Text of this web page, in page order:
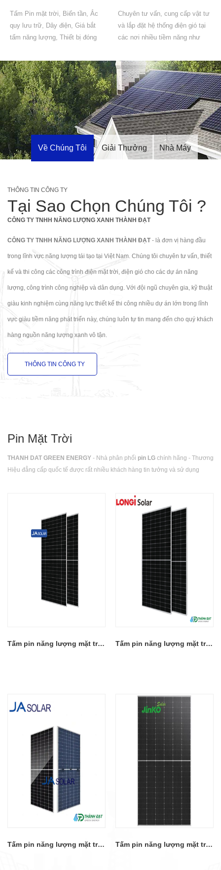
Tấm Pin mặt trời, Biến tần, Ắc
quy lưu trữ, Dây điện, Giá bắt
tấm năng lượng, Thiết bị đóng
Chuyên tư vấn, cung cấp vật tư
và lắp đặt hệ thống điện gió tại
các nơi nhiều tiềm năng như
Liêu...
Về Chúng Tôi Giải Thưởng Nhà Máy
THÔNG TIN CÔNG TY
Tại Sao Chọn Chúng Tôi ?
CÔNG TY TNHH NĂNG LƯỢNG XANH THÀNH ĐẠT
CÔNG TY TNHH NĂNG LƯỢNG XANH THÀNH ĐẠT - là đơn vị hàng đầu
trong lĩnh vực năng lượng tái tạo tại Việt Nam. Chúng tôi chuyên tư vấn, thiết
kế và thi công các công trình điện mặt trời, điện gió cho các dự án năng
lượng, công trình công nghiệp và dân dụng. Với đội ngũ chuyên gia, kỹ thuật
giàu kinh nghiệm cùng năng lực thiết kế thi công nhiều dự án lớn trong lĩnh
vực giàu tiềm năng phát triển này, chúng luôn tự tin mang đến cho quý khách
hàng nguồn năng lượng xanh vô tận.
THÔNG TIN CÔNG TY
Pin Mặt Trời
THANH DAT GREEN ENERGY - Nhà phân phối pin LG chính hãng - Thương
Hiệu đẳng cấp quốc tế được rất nhiều khách hàng tin tưởng và sử dụng
Tấm pin năng lượng mặt trời 2 mặt kính JA 640Wp JAM72D42-640/LB Tấm pin năng lượng mặt trời LONGi 2 mặt kính 550W LR5-72HBD-550M
Tấm pin năng lượng mặt trời JA 2 mặt kính 550W JAM72D30-550/MB Tấm pin năng lượng mặt trời JINKO 555W